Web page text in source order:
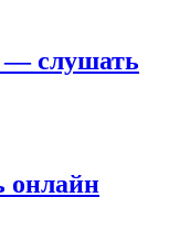
— слушать
онлайн